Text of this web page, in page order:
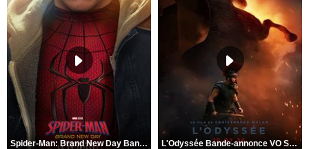
Spider-Man: Brand New Day Bande-annonce VO STFR L'Odyssée Bande-annonce VO STFR